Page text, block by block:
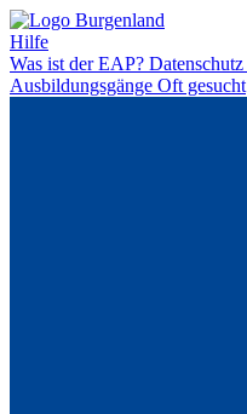
Hilfe
Was ist der EAP? Datenschutz
Ausbildungsgänge Oft gesucht